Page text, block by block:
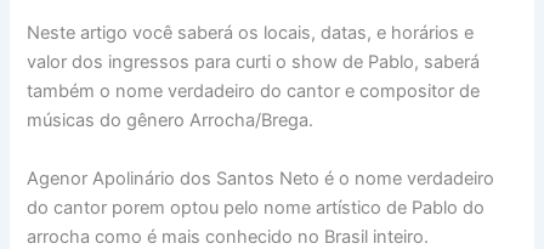
Neste artigo você saberá os locais, datas, e horários e
valor dos ingressos para curti o show de Pablo, saberá
também o nome verdadeiro do cantor e compositor de
músicas do gênero Arrocha/Brega.
Agenor Apolinário dos Santos Neto é o nome verdadeiro
do cantor porem optou pelo nome artístico de Pablo do
arrocha como é mais conhecido no Brasil inteiro.